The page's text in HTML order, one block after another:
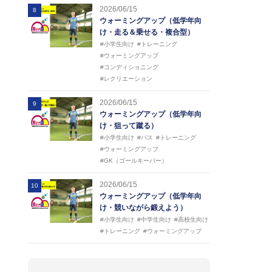
8
2026/06/15
ウォーミングアップ（低学年向
け・走る＆乗せる・複合型）
#小学生向け #トレーニング
#ウォーミングアップ
#コンディショニング
#レクリエーション
9
2026/06/15
ウォーミングアップ（低学年向
け・狙って蹴る）
#小学生向け #パス
#トレーニング
#ウォーミングアップ
#GK（ゴールキーパー）
10
2026/06/15
ウォーミングアップ（低学年向
け・競いながら鍛えよう）
#小学生向け #中学生向け #高校生向け
#トレーニング #ウォーミングアップ